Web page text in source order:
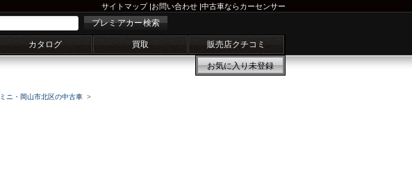
サイトマップ|お問い合わせ |中古車ならカーセンサー
プレミアカー検索
カタログ 買取 販売店クチコミ
お気に入り未登録
ミニ・岡山市北区の中古車